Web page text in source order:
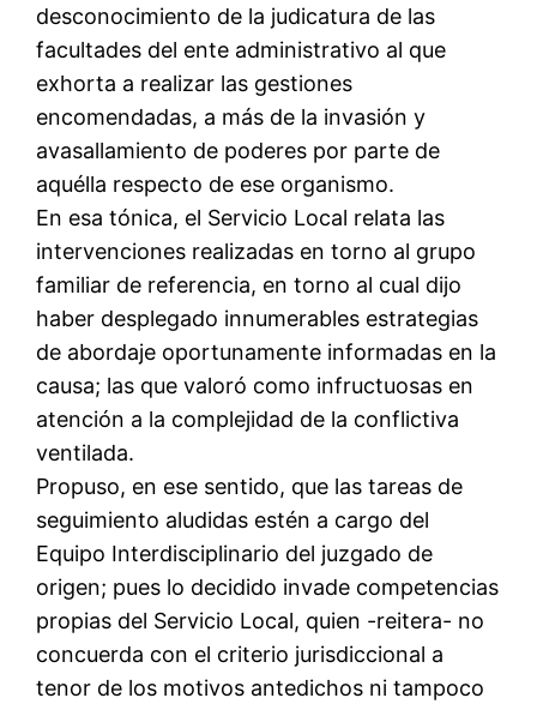
desconocimiento de la judicatura de las
facultades del ente administrativo al que
exhorta a realizar las gestiones
encomendadas, a más de la invasión y
avasallamiento de poderes por parte de
aquélla respecto de ese organismo.
En esa tónica, el Servicio Local relata las
intervenciones realizadas en torno al grupo
familiar de referencia, en torno al cual dijo
haber desplegado innumerables estrategias
de abordaje oportunamente informadas en la
causa; las que valoró como infructuosas en
atención a la complejidad de la conflictiva
ventilada.
Propuso, en ese sentido, que las tareas de
seguimiento aludidas estén a cargo del
Equipo Interdisciplinario del juzgado de
origen; pues lo decidido invade competencias
propias del Servicio Local, quien -reitera- no
concuerda con el criterio jurisdiccional a
tenor de los motivos antedichos ni tampoco